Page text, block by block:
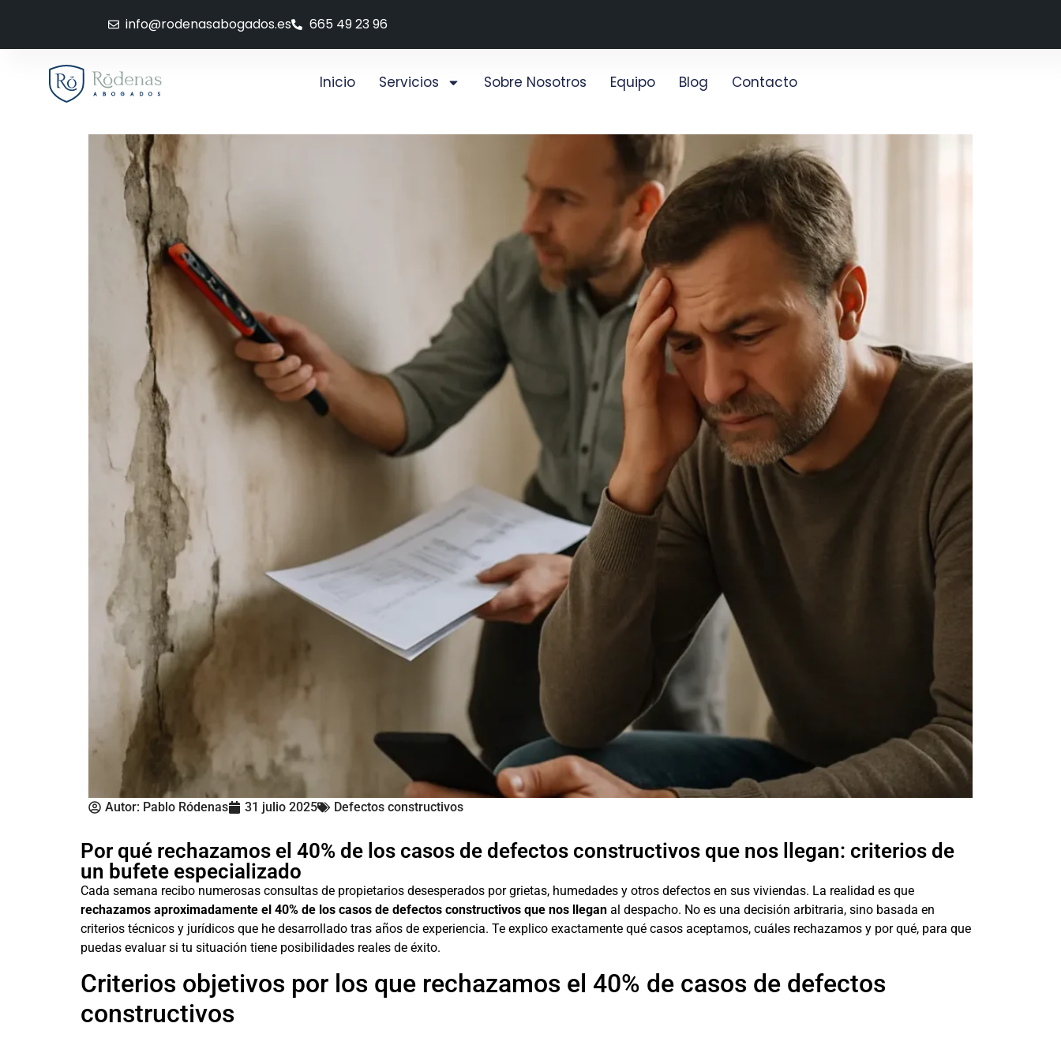
info@rodenasabogados.es 665 49 23 96
Inicio Servicios Sobre Nosotros Equipo Blog Contacto
Autor: Pablo Ródenas 31 julio 2025 Defectos constructivos
Por qué rechazamos el 40% de los casos de defectos constructivos que nos llegan: criterios de
un bufete especializado
Cada semana recibo numerosas consultas de propietarios desesperados por grietas, humedades y otros defectos en sus viviendas. La realidad es que
rechazamos aproximadamente el 40% de los casos de defectos constructivos que nos llegan al despacho. No es una decisión arbitraria, sino basada en
criterios técnicos y jurídicos que he desarrollado tras años de experiencia. Te explico exactamente qué casos aceptamos, cuáles rechazamos y por qué, para que
puedas evaluar si tu situación tiene posibilidades reales de éxito.
Criterios objetivos por los que rechazamos el 40% de casos de defectos
constructivos